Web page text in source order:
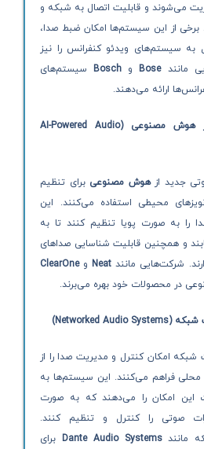
می‌شوند و قابلیت اتصال به شبکه و
برخی از این سیستم‌ها امکان ضبط صدا،
به سیستم‌های ویدئو کنفرانس را نیز
مانندBoseو Boschسیستم‌های
ارائه می‌دهند.
هوش مصنوعی
(AI-Powered Audio
جدید ازهوش مصنوعی برای تنظیم
محیطی استفاده می‌کنند. این
را به صورت پویا تنظیم کنند تا به
و همچنین قابلیت شناسایی صداهای
شرکت‌هایی مانند NeatوClearOne
در محصولات خود بهره می‌برند.
شبکه (Networked Audio Systems)
امکان کنترل و مدیریت صدا را از
محلی فراهم می‌کنند. این سیستم‌ها به
این امکان را می‌دهند که به صورت
صوتی را کنترل و تنظیم کنند.
مانندDante Audio Systemsبرای